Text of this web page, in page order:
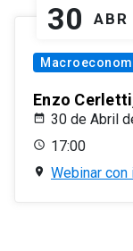
30 ABR
Enzo
30 de Abril
17:00
Webinar